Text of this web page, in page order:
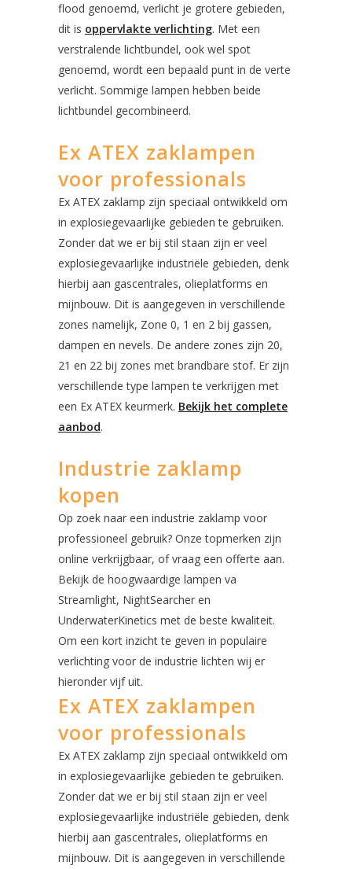
flood genoemd, verlicht je grotere gebieden,
dit is oppervlakte verlichting. Met een
verstralende lichtbundel, ook wel spot
genoemd, wordt een bepaald punt in de verte
verlicht. Sommige lampen hebben beide
lichtbundel gecombineerd.
Ex ATEX zaklampen
voor professionals
Ex ATEX zaklamp zijn speciaal ontwikkeld om
in explosiegevaarlijke gebieden te gebruiken.
Zonder dat we er bij stil staan zijn er veel
explosiegevaarlijke industriële gebieden, denk
hierbij aan gascentrales, olieplatforms en
mijnbouw. Dit is aangegeven in verschillende
zones namelijk, Zone 0, 1 en 2 bij gassen,
dampen en nevels. De andere zones zijn 20,
21 en 22 bij zones met brandbare stof. Er zijn
verschillende type lampen te verkrijgen met
een Ex ATEX keurmerk. Bekijk het complete
aanbod.
Industrie zaklamp
kopen
Op zoek naar een industrie zaklamp voor
professioneel gebruik? Onze topmerken zijn
online verkrijgbaar, of vraag een offerte aan.
Bekijk de hoogwaardige lampen va
Streamlight, NightSearcher en
UnderwaterKinetics met de beste kwaliteit.
Om een kort inzicht te geven in populaire
verlichting voor de industrie lichten wij er
hieronder vijf uit.
Ex ATEX zaklampen
voor professionals
Ex ATEX zaklamp zijn speciaal ontwikkeld om
in explosiegevaarlijke gebieden te gebruiken.
Zonder dat we er bij stil staan zijn er veel
explosiegevaarlijke industriële gebieden, denk
hierbij aan gascentrales, olieplatforms en
mijnbouw. Dit is aangegeven in verschillende